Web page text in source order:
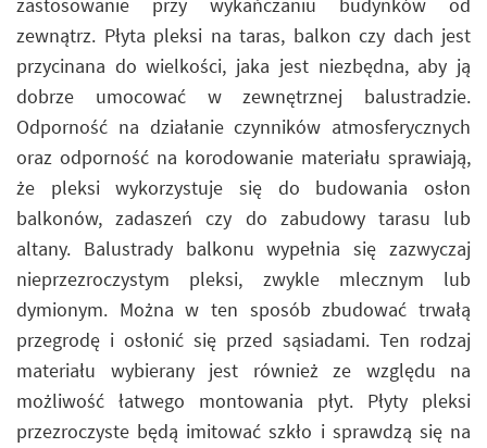
zewnątrz. Płyta pleksi na taras, balkon czy dach jest
przycinana do wielkości, jaka jest niezbędna, aby ją
dobrze umocować w zewnętrznej balustradzie.
Odporność na działanie czynników atmosferycznych
oraz odporność na korodowanie materiału sprawiają,
że pleksi wykorzystuje się do budowania osłon
balkonów, zadaszeń czy do zabudowy tarasu lub
altany. Balustrady balkonu wypełnia się zazwyczaj
nieprzezroczystym pleksi, zwykle mlecznym lub
dymionym. Można w ten sposób zbudować trwałą
przegrodę i osłonić się przed sąsiadami. Ten rodzaj
materiału wybierany jest również ze względu na
możliwość łatwego montowania płyt. Płyty pleksi
przezroczyste będą imitować szkło i sprawdzą się na